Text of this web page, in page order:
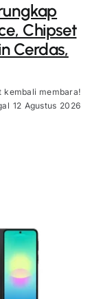
Chipset
Cerdas,
kembali membara!
12 Agustus 2026